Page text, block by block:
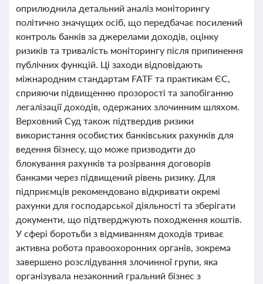
оприлюднила детальний аналіз моніторингу
політично значущих осіб, що передбачає посилений
контроль банків за джерелами доходів, оцінку
ризиків та тривалість моніторингу після припинення
публічних функцій. Ці заходи відповідають
міжнародним стандартам FATF та практикам ЄС,
сприяючи підвищенню прозорості та запобіганню
легалізації доходів, одержаних злочинним шляхом.
Верховний Суд також підтвердив ризики
використання особистих банківських рахунків для
ведення бізнесу, що може призводити до
блокування рахунків та розірвання договорів
банками через підвищений рівень ризику. Для
підприємців рекомендовано відкривати окремі
рахунки для господарської діяльності та зберігати
документи, що підтверджують походження коштів.
У сфері боротьби з відмиванням доходів триває
активна робота правоохоронних органів, зокрема
завершено розслідування злочинної групи, яка
організувала незаконний гральний бізнес з